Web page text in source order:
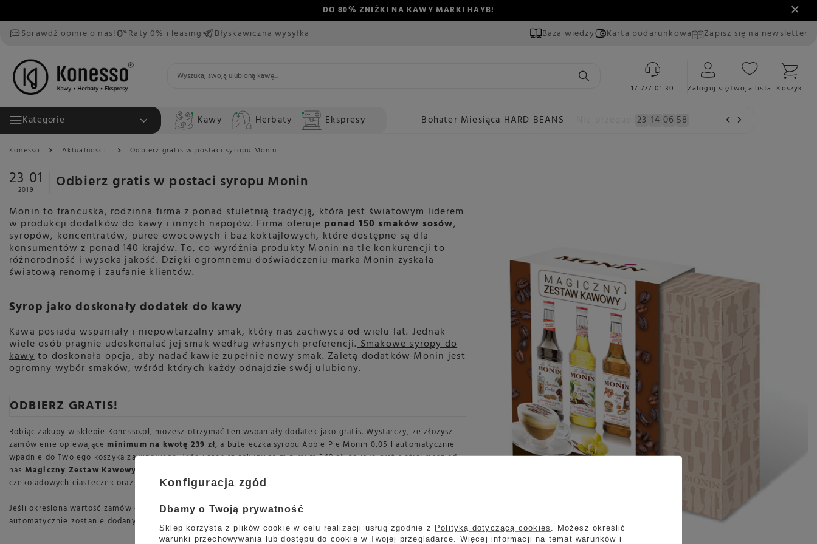
DO 80% ZNIŻKI NA KAWY MARKI HAYB!
Sprawdź opinie o nas!
Raty 0% i leasing Błyskawiczna wysyłka Baza wiedzy Karta podarunkowa Zapisz się na newsletter
17 777 01 30 Zaloguj sięTwoja lista Koszyk
Kategorie Kawy Herbaty Ekspresy Bohater Miesiąca HARD BEANS 23 14 06 57
Konesso Aktualności Odbierz gratis w postaci syropu Monin
23 01
2019 Odbierz gratis w postaci syropu Monin
Monin to francuska, rodzinna firma z ponad stuletnią tradycją, która jest światowym liderem
w produkcji dodatków do kawy i innych napojów. Firma oferuje ponad 150 smaków sosów,
syropów, koncentratów, puree owocowych i baz koktajlowych, które dostępne są dla
konsumentów z ponad 140 krajów. To, co wyróżnia produkty Monin na tle konkurencji to
różnorodność i wysoka jakość. Dzięki ogromnemu doświadczeniu marka Monin zyskała
światową renomę i zaufanie klientów.
Syrop jako doskonały dodatek do kawy
Kawa posiada wspaniały i niepowtarzalny smak, który nas zachwyca od wielu lat. Jednak
wiele osób pragnie udoskonalać jej smak według własnych preferencji.Smakowe syropy do
kawyto doskonała opcja, aby nadać kawie zupełnie nowy smak. Zaletą dodatków Monin jest
ogromny wybór smaków, wśród których każdy odnajdzie swój ulubiony.
ODBIERZ GRATIS!
Robiąc zakupy w sklepie Konesso.pl, możesz otrzymać ten wspaniały dodatek jako gratis. Wystarczy, że złożysz
zamówienie opiewające minimum na kwotę 239 zł, a buteleczka syropu Apple Pie Monin 0,05 l automatycznie
wpadnie do Twojego koszyka zakupowego. Jeżeli zrobisz zakupy za minimum 349 zł, to jako gratis otrzymasz od
nas Magiczny Zestaw Kawowy Monin
czekoladowych ciasteczek oraz francuskiej wanilii. Oferta trwa aż do wyczerpania zapasów.
Jeśli określona wartość zamówienia zostanie osiągnięta gratis w koszyku zostanie oznaczony zieloną ramką i
automatycznie zostanie dodany do Twojego zamówienia.
Konfiguracja zgód
Dbamy o Twoją prywatność
Sklep korzysta z plików cookie w celu realizacji usług zgodnie z Polityką dotyczącą cookies
. Możesz określić
warunki przechowywania lub dostępu do cookie w Twojej przeglądarce. Więcej informacji na temat warunków i